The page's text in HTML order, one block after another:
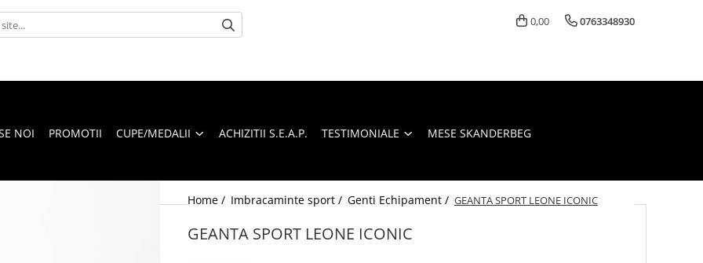
0,00 0763348930
NOI PROMOTII CUPE/MEDALII ACHIZITII S.E.A.P. TESTIMONIALE MESE SKANDERBEG
Home / Imbracaminte sport / Genti Echipament / GEANTA SPORT LEONE ICONIC
GEANTA SPORT LEONE ICONIC